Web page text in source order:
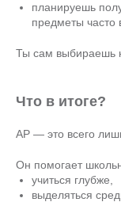
планируешь
предметы часто
Ты сам выбираешь
Что в итоге?
AP — это всего
Он помогает
учиться глубже,
выделяться